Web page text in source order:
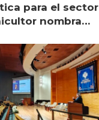
para el sector
nombra